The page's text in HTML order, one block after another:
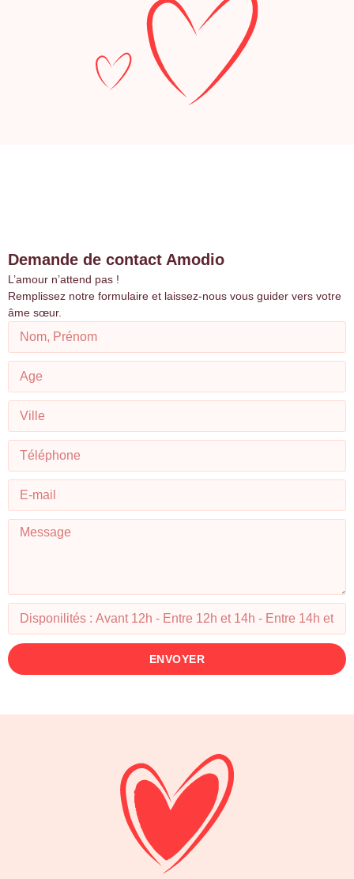
Demande de contact Amodio
L’amour n’attend pas !
Remplissez notre formulaire et laissez-nous vous guider vers votre
âme sœur.
ENVOYER